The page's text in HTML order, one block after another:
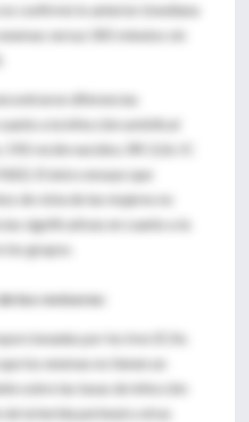
no confirmó lo anterior (mediana
versus 585 minutos sin
diferencias
a la infección umbilical
592 recién nacidos; RR 3,16; IC
El único ensayo que
de vista de las mujeres no
significativas en cuanto a la
grupos.
los revisores:
por los tres ECAs
los enemas no tienen un
sobre las tasas de infección
de la herida perineal u otras